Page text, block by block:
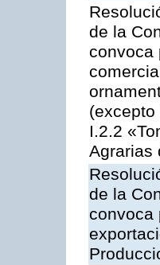
de la
convoca
I.2.2
Agrarias
de la
convoca